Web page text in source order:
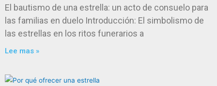
El bautismo de una estrella: un acto de consuelo para
las familias en duelo Introducción: El simbolismo de
las estrellas en los ritos funerarios a
Lee mas »